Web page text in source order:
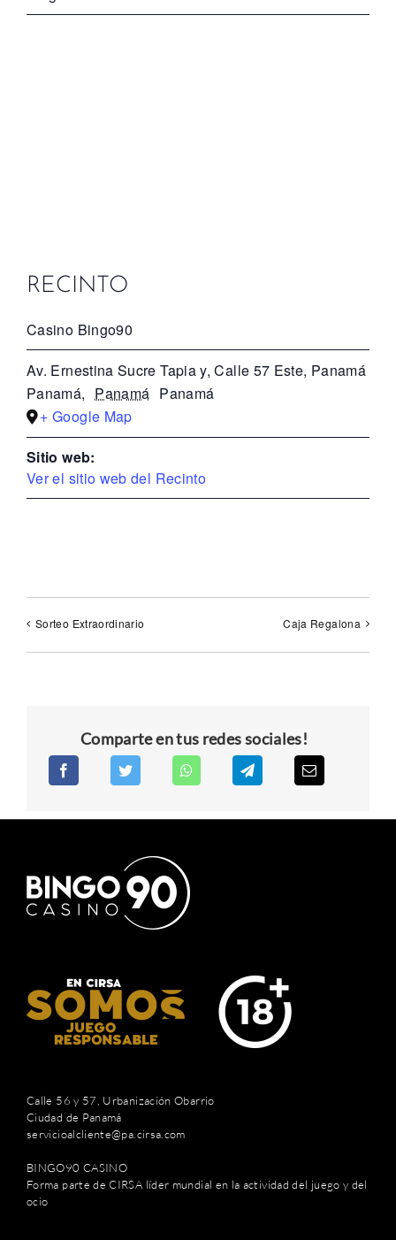
RECINTO
Casino Bingo90
Av. Ernestina Sucre Tapia y, Calle 57 Este, Panamá
Panamá, Panamá Panamá
+ Google Map
Sitio web:
Ver el sitio web del Recinto
Sorteo Extraordinario Caja Regalona
Comparte en tus redes sociales!
Calle 56 y 57, Urbanización Obarrio
Ciudad de Panamá
servicioalcliente@pa.cirsa.com
BINGO90 CASINO
Forma parte de CIRSA líder mundial en la actividad del juego y del
ocio